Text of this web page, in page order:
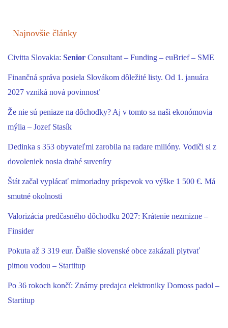
Najnovšie články
Civitta Slovakia: Senior Consultant – Funding – euBrief – SME
Finančná správa posiela Slovákom dôležité listy. Od 1. januára
2027 vzniká nová povinnosť
Že nie sú peniaze na dôchodky? Aj v tomto sa naši ekonómovia
mýlia – Jozef Stasík
Dedinka s 353 obyvateľmi zarobila na radare milióny. Vodiči si z
dovoleniek nosia drahé suveníry
Štát začal vyplácať mimoriadny príspevok vo výške 1 500 €. Má
smutné okolnosti
Valorizácia predčasného dôchodku 2027: Krátenie nezmizne –
Finsider
Pokuta až 3 319 eur. Ďalšie slovenské obce zakázali plytvať
pitnou vodou – Startitup
Po 36 rokoch končí: Známy predajca elektroniky Domoss padol –
Startitup